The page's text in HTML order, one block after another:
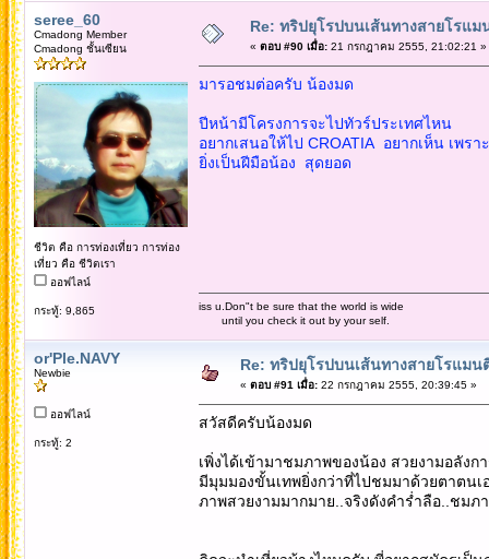
seree_60
Cmadong Member
Cmadong ชั้นเซียน
ชีวิต คือ การท่องเที่ยว การท่อง
เที่ยว คือ ชีวิตเรา
ออฟไลน์
กระทู้: 9,865
Re: ทริปยุโรปบนเส้นทางสายโรแม
« ตอบ #90 เมื่อ:21 กรกฎาคม 2555, 21:02:21 »
มารอชมต่อครับ น้องมด
ปีหน้ามีโครงการจะไปทัวร์ประเทศไหน
อยากเสนอให้ไป CROATIA อยากเห็น เพรา
ยิ่งเป็นฝีมือน้อง สุดยอด
iss u.Don"t be sure that the world is wide
until you check it out by your self.
or'Ple.NAVY
Newbie
ออฟไลน์
กระทู้: 2
Re: ทริปยุโรปบนเส้นทางสายโรแมน
« ตอบ #91 เมื่อ:22 กรกฎาคม 2555, 20:39:45 »
สวัสดีครับน้องมด
เพิ่งได้เข้ามาชมภาพของน้อง สวยงามอลังก
มีมุมมองขั้นเทพยิ่งกว่าที่ไปชมมาด้วยตาตนเ
ภาพสวยงามมากมาย..จริงดังคำร่ำลือ..ชม